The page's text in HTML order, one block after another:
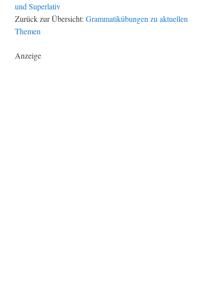
und Superlativ
Zurück zur Übersicht: Grammatikübungen zu aktuellen
Themen
Anzeige